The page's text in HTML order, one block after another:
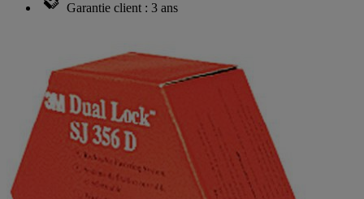
Garantie client : 3 ans